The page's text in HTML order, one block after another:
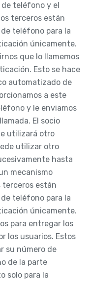
teléfono y el
terceros están
teléfono para la
únicamente.
que lo llamemos
Esto se hace
automatizado de
a este
y le enviamos
El socio
utilizará otro
utilizar otro
hasta
mecanismo
terceros están
teléfono para la
únicamente.
para entregar los
los usuarios. Estos
su número de
de la parte
solo para la